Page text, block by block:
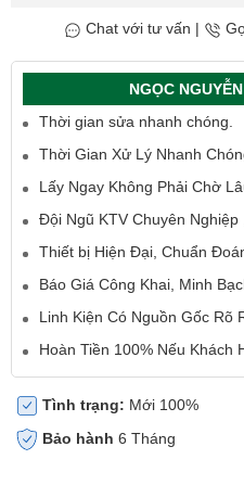
Chat với tư vấn |
NGỌC
Thời gian sửa nhanh chóng.
Thời Gian Xử Lý Nhanh
Lấy Ngay Không Phải Chờ
Đội Ngũ KTV Chuyên Nghiệp
Thiết bị Hiện Đại, Chuẩn
Báo Giá Công Khai, Minh
Linh Kiện Có Nguồn Gốc Rõ
Hoàn Tiền 100% Nếu Khách
Tình trạng: Mới 100%
Bảo hành 6 Tháng